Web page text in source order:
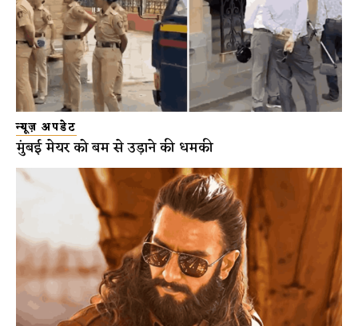
न्यूज़ अपडेट
मुंबई मेयर को बम से उड़ाने की धमकी